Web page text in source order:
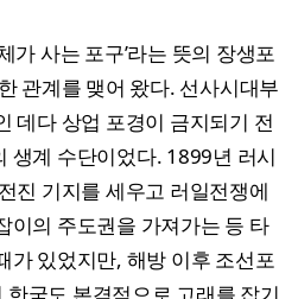
가 사는 포구’라는 뜻의 장생포
관계를 맺어 왔다. 선사시대부
데다 상업 포경이 금지되기 전
생계 수단이었다. 1899년 러시
진 기지를 세우고 러일전쟁에
이의 주도권을 가져가는 등 타
가 있었지만, 해방 이후 조선포